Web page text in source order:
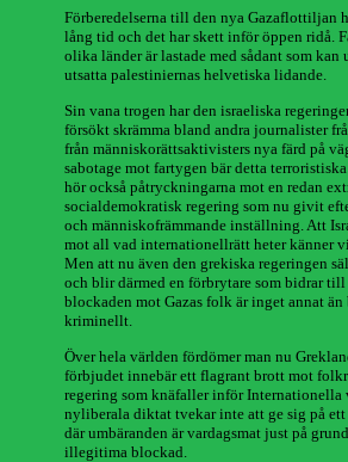
Förberedelserna till den nya Gazaflottiljan
lång tid och det har skett inför öppen ridå.
olika länder är lastade med sådant som kan
utsatta palestiniernas helvetiska lidande.
Sin vana trogen har den israeliska
försökt skrämma bland andra journalister
från människorättsaktivisters nya färd på
sabotage mot fartygen bär detta
hör också påtryckningarna mot en redan
socialdemokratisk regering som nu givit
och människofrämmande inställning. Att
mot all vad internationellrätt heter känner
Men att nu även den grekiska regeringen
och blir därmed en förbrytare som bidrar
blockaden mot Gazas folk är inget annat
kriminellt.
Över hela världen fördömer man nu
förbjudet innebär ett flagrant brott mot
regering som knäfaller inför Internationella
nyliberala diktat tvekar inte att ge sig på
där umbäranden är vardagsmat just på
illegitima blockad.